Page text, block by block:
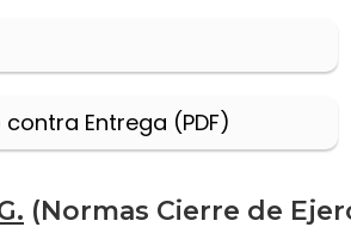
Entrega (PDF)
(Normas Cierre de